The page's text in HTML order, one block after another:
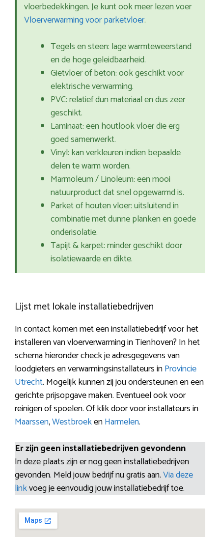
vloerbedekkingen. Je kunt ook meer lezen voer
Vloerverwarming voor parketvloer.
Tegels en steen: lage warmteweerstand
en de hoge geleidbaarheid.
Gietvloer of beton: ook geschikt voor
elektrische verwarming.
PVC: relatief dun materiaal en dus zeer
geschikt.
Laminaat: een houtlook vloer die erg
goed samenwerkt.
Vinyl: kan verkleuren indien bepaalde
delen te warm worden.
Marmoleum / Linoleum: een mooi
natuurproduct dat snel opgewarmd is.
Parket of houten vloer: uitsluitend in
combinatie met dunne planken en goede
onderisolatie.
Tapijt & karpet: minder geschikt door
isolatiewaarde en dikte.
Lijst met lokale installatiebedrijven
In contact komen met een installatiebedrijf voor het
installeren van vloerverwarming in Tienhoven? In het
schema hieronder check je adresgegevens van
loodgieters en verwarmingsinstallateurs inProvincie
Utrecht. Mogelijk kunnen zij jou ondersteunen en een
gerichte prijsopgave maken. Eventueel ook voor
reinigen of spoelen. Of klik door voor installateurs in
Maarssen,WestbroekenHarmelen.
Er zijn geen installatiebedrijven gevondenn
In deze plaats zijn er nog geen installatiebedrijven
gevonden. Meld jouw bedrijf nu gratis aan.Via deze
linkvoeg je eenvoudig jouw installatiebedrijf toe.